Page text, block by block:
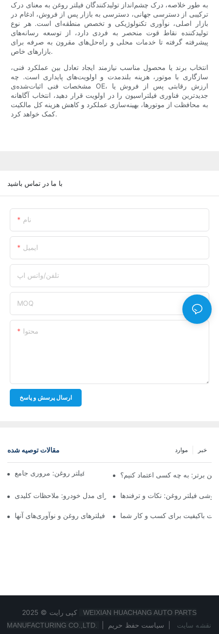
به طور خلاصه، درک چشم‌انداز تولیدکنندگان فیلتر روغن به معنای درک
ترکیبی از دسترسی جهانی، دسترسی به بازار پس از فروش، ادغام در
بازار اصلی، نوآوری تکنولوژیکی و تخصص منطقه‌ای است. هر نوع
تولیدکننده نقاط قوت منحصر به فردی دارد، از توسعه رسانه‌های
پیشرفته گرفته تا خدمات محلی و راه‌حل‌های مقرون به صرفه برای
بازارهای خاص.
انتخاب برند یا محصول مناسب نیازمند ایجاد تعادل بین عملکرد فنی،
سازگاری با موتور، هزینه بلندمدت و اولویت‌های پایداری است. چه
مشخصات فنی اثبات‌شده‌ی OE، ارزش رقابتی پس از فروش یا
جدیدترین فناوری فیلتراسیون را در اولویت قرار دهید، انتخاب آگاهانه
به محافظت از موتورها، بهینه‌سازی عملکرد و کاهش هزینه کل مالکیت
کمک خواهد کرد.
با ما در تماس باشید
نام
ایمیل
تلفن/واتس اپ
MOQ
محتوا
ارسال پرسش و پاسخ
مقالات توصیه شده خبر موارد
شرکت‌های برتر تولیدکننده فیلتر روغن: مروری جامعبرتر: به چه کسی اعتماد کنیم؟
انتخاب فیلتر روغن مناسب برای مدل خودرو: ملاحظات کلیدی
فیلتر روغن: نکات و ترفندها
نگاهی به تولیدکنندگان پیشرو فیلترهای روغن و نوآوری‌های آنها
باکیفیت برای کسب و کار شما
کپی رایت © 2025
WEIXIAN HUACHANG AUTO PARTS
MANUFACTURING CO.,LTD.
نقشه سایت سیاست حفظ حریم